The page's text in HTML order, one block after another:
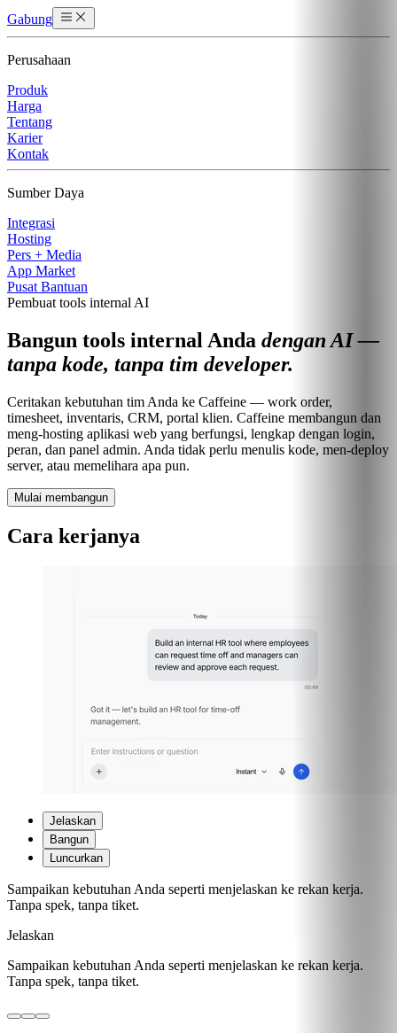
Gabung
Perusahaan
Produk
Harga
Tentang
Karier
Kontak
Sumber Daya
Integrasi
Hosting
Pers + Media
App Market
Pusat Bantuan
Pembuat tools internal AI
Bangun tools internal Anda dengan AI —
tanpa kode, tanpa tim developer.
Ceritakan kebutuhan tim Anda ke Caffeine — work order,
timesheet, inventaris, CRM, portal klien. Caffeine membangun dan
meng-hosting aplikasi web yang berfungsi, lengkap dengan login,
peran, dan panel admin. Anda tidak perlu menulis kode, men-deploy
server, atau memelihara apa pun.
Mulai membangun
Cara kerjanya
Jelaskan
Bangun
Luncurkan
Sampaikan kebutuhan Anda seperti menjelaskan ke rekan kerja.
Tanpa spek, tanpa tiket.
Jelaskan
Sampaikan kebutuhan Anda seperti menjelaskan ke rekan kerja.
Tanpa spek, tanpa tiket.